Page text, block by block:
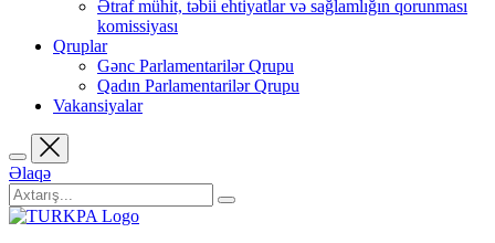
Ətraf mühit, təbii ehtiyatlar və sağlamlığın qorunması
komissiyası
Qruplar
Gənc Parlamentarilər Qrupu
Qadın Parlamentarilər Qrupu
Vakansiyalar
Əlaqə